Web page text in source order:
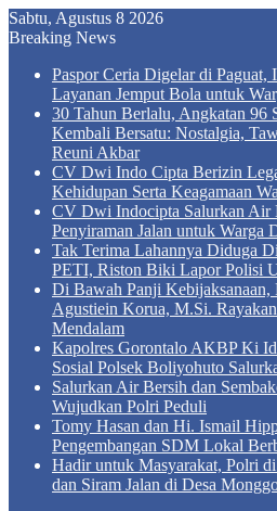
Sabtu, Agustus 8 2026
Breaking News
Paspor Ceria Digelar di Paguat,
Layanan Jemput Bola untuk
30 Tahun Berlalu, Angkatan
Kembali Bersatu: Nostalgia,
Reuni Akbar
CV Dwi Indo Cipta Berizin
Kehidupan Serta Keagamaan
CV Dwi Indocipta Salurkan Air
Penyiraman Jalan untuk Warga
Tak Terima Lahannya Diduga
PETI, Riston Biki Lapor Polisi
Di Bawah Panji
Agustiein Korua, M.Si.
Mendalam
Kapolres Gorontalo AKBP Ki
Sosial Polsek Boliyohuto
Salurkan Air Bersih dan
Wujudkan Polri Peduli
Tomy Hasan dan Hi. Ismail
Pengembangan SDM Lokal
Hadir untuk Masyarakat, Polri
dan Siram Jalan di Desa